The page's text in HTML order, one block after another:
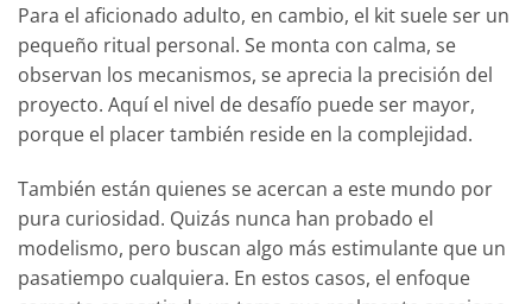
Para el aficionado adulto, en cambio, el kit suele ser un
pequeño ritual personal. Se monta con calma, se
observan los mecanismos, se aprecia la precisión del
proyecto. Aquí el nivel de desafío puede ser mayor,
porque el placer también reside en la complejidad.
También están quienes se acercan a este mundo por
pura curiosidad. Quizás nunca han probado el
modelismo, pero buscan algo más estimulante que un
pasatiempo cualquiera. En estos casos, el enfoque